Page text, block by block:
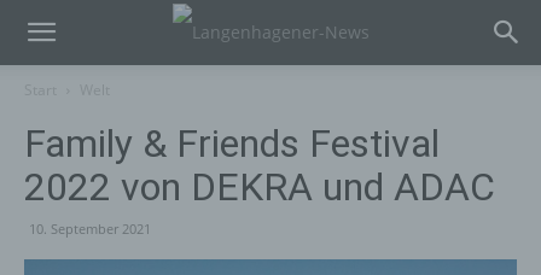
Family & Friends Festival
2022 von DEKRA und ADAC
10. September 2021